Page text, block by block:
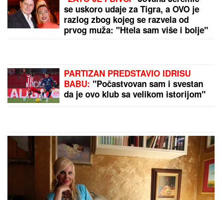
RAZBIJENA ŠOFERKA, STAKLO I
ISEČENA RUKAAsmin i Maja se
nakon skandala snimili u kolima:
"SMETALI SU MU MOJI IZLASCI"
Voditeljka Ana Radulović progovorila